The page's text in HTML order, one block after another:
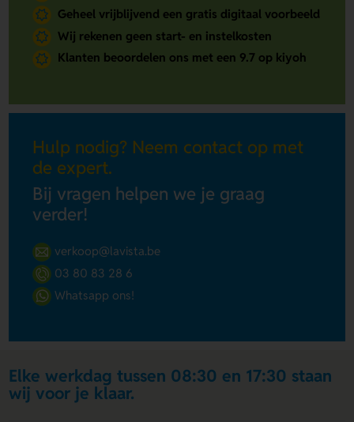
Geheel vrijblijvend een gratis digitaal voorbeeld
Wij rekenen geen start- en instelkosten
Klanten beoordelen ons met een 9.7 op kiyoh
Hulp nodig? Neem contact op met
de expert.
Bij vragen helpen we je graag
verder!
verkoop@lavista.be
03 80 83 28 6
Whatsapp ons!
Elke werkdag tussen 08:30 en 17:30 staan
wij voor je klaar.